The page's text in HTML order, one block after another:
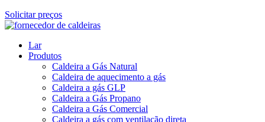
Solicitar preços
Lar
Produtos
Caldeira a Gás Natural
Caldeira de aquecimento a gás
Caldeira a gás GLP
Caldeira a Gás Propano
Caldeira a Gás Comercial
Caldeira a gás com ventilação direta